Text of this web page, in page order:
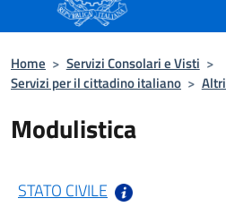
Home > Servizi Consolari e Visti >
Servizi per il cittadino italiano >
Modulistica
STATO CIVILE